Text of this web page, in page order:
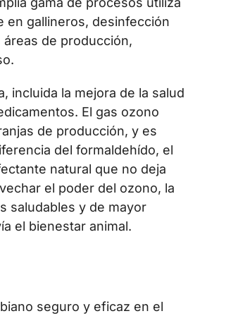
en gallineros, desinfección
de producción,
incluida la mejora de la salud
El gas ozono
de producción, y es
del formaldehído, el
natural que no deja
el poder del ozono, la
saludables y de mayor
el bienestar animal.
seguro y eficaz en el